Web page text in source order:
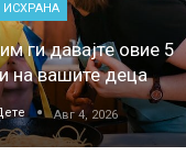
ИСХРАНА
ги давајте овие 5
на вашите деца
Авг 4, 2026